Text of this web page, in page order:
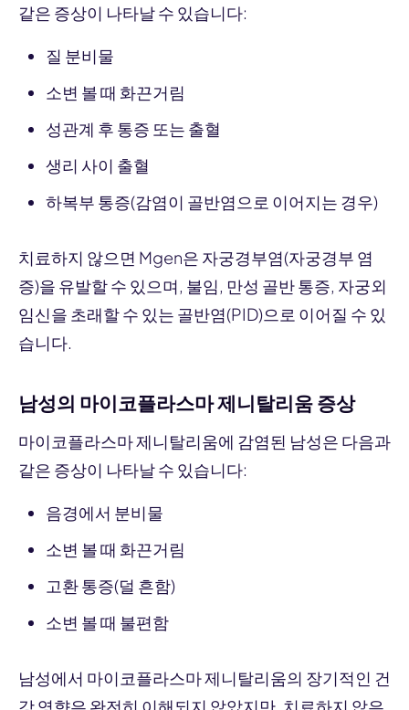
같은 증상이 나타날 수 있습니다:
질 분비물
소변 볼 때 화끈거림
성관계 후 통증 또는 출혈
생리 사이 출혈
하복부 통증(감염이 골반염으로 이어지는 경우)
치료하지 않으면 Mgen은 자궁경부염(자궁경부 염
증)을 유발할 수 있으며, 불임, 만성 골반 통증, 자궁외
임신을 초래할 수 있는 골반염(PID)으로 이어질 수 있
습니다.
남성의 마이코플라스마 제니탈리움 증상
마이코플라스마 제니탈리움에 감염된 남성은 다음과
같은 증상이 나타날 수 있습니다:
음경에서 분비물
소변 볼 때 화끈거림
고환 통증(덜 흔함)
소변 볼 때 불편함
남성에서 마이코플라스마 제니탈리움의 장기적인 건
강 영향은 완전히 이해되지 않았지만, 치료하지 않은